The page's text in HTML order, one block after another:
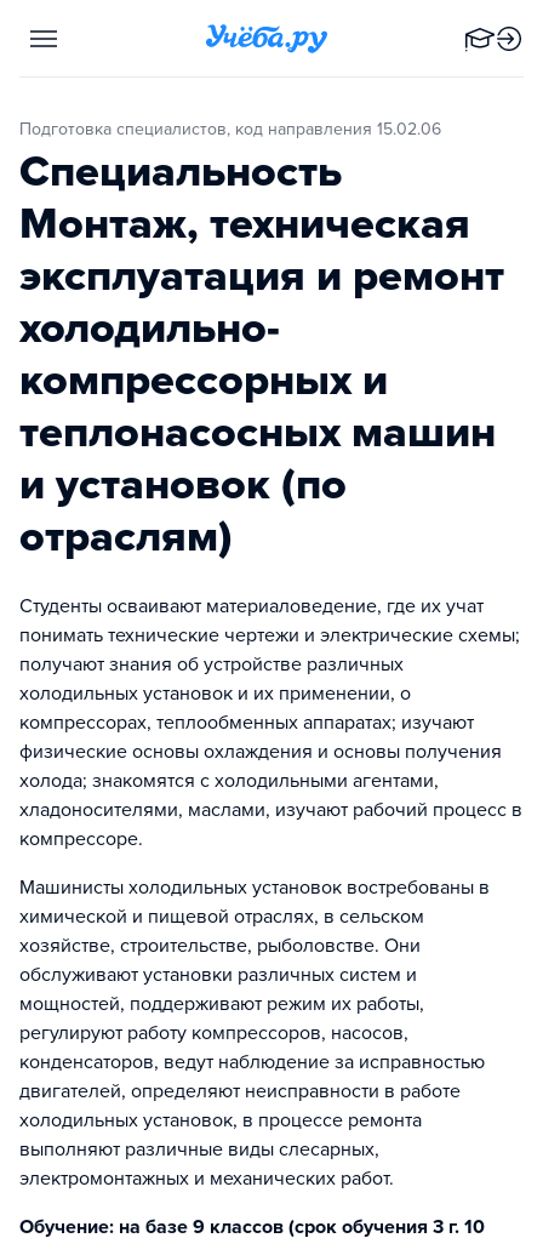
Подготовка специалистов, код направления 15.02.06
Специальность
Монтаж, техническая
эксплуатация и ремонт
холодильно-
компрессорных и
теплонасосных машин
и установок (по
отраслям)
Студенты осваивают материаловедение, где их учат
понимать технические чертежи и электрические схемы;
получают знания об устройстве различных
холодильных установок и их применении, о
компрессорах, теплообменных аппаратах; изучают
физические основы охлаждения и основы получения
холода; знакомятся с холодильными агентами,
хладоносителями, маслами, изучают рабочий процесс в
компрессоре.
Машинисты холодильных установок востребованы в
химической и пищевой отраслях, в сельском
хозяйстве, строительстве, рыболовстве. Они
обслуживают установки различных систем и
мощностей, поддерживают режим их работы,
регулируют работу компрессоров, насосов,
конденсаторов, ведут наблюдение за исправностью
двигателей, определяют неисправности в работе
холодильных установок, в процессе ремонта
выполняют различные виды слесарных,
электромонтажных и механических работ.
Обучение: на базе 9 классов (срок обучения 3 г. 10